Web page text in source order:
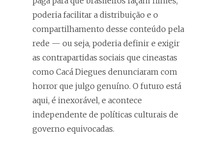
poderia facilitar a distribuição e o
compartilhamento desse conteúdo pela
rede — ou seja, poderia definir e exigir
as contrapartidas sociais que cineastas
como Cacá Diegues denunciaram com
horror que julgo genuíno. O futuro está
aqui, é inexorável, e acontece
independente de políticas culturais de
governo equivocadas.